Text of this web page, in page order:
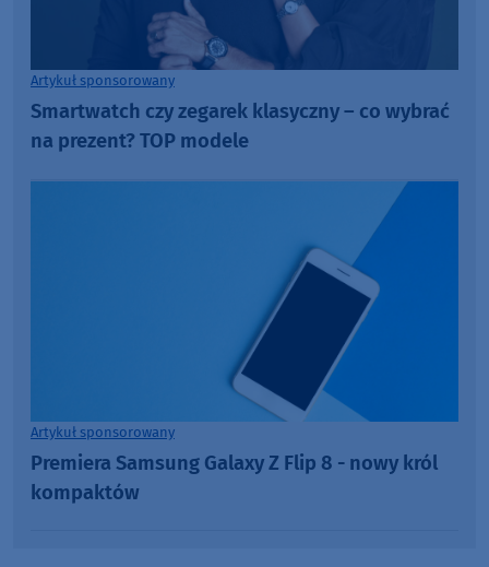
Artykuł sponsorowany
Smartwatch czy zegarek klasyczny – co wybrać
na prezent? TOP modele
Artykuł sponsorowany
Premiera Samsung Galaxy Z Flip 8 - nowy król
kompaktów